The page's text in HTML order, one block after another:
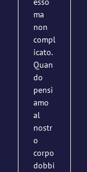
ma
non
compl
icato.
Quan
do
pensi
amo
al
nostr
o
corpo
dobbi